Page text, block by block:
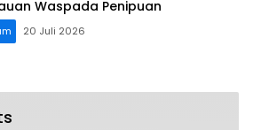
Waspada Penipuan
20 Juli 2026